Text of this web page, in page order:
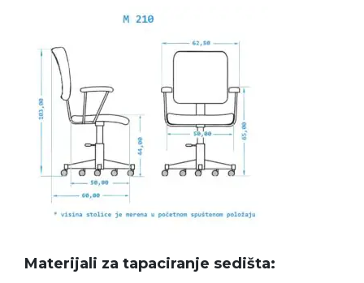
Materijali za tapaciranje sedišta: